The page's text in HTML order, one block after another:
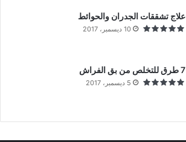
علاج تشققات الجدران والحوائط
10 ديسمبر، 2017
7 طرق للتخلص من بق الفراش
5 ديسمبر، 2017